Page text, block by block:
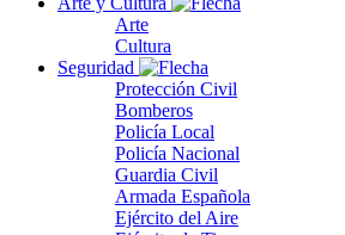
Arte
Cultura
Seguridad
Protección Civil
Bomberos
Policía Local
Policía Nacional
Guardia Civil
Armada Española
Ejército del Aire